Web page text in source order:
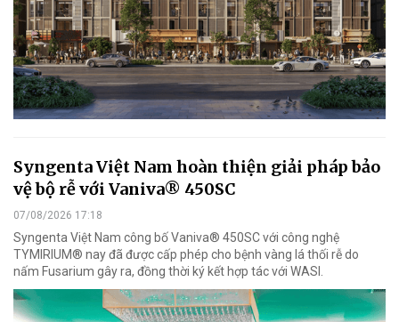
Syngenta Việt Nam hoàn thiện giải pháp bảo
vệ bộ rễ với Vaniva® 450SC
07/08/2026 17:18
Syngenta Việt Nam công bố Vaniva® 450SC với công nghệ
TYMIRIUM® nay đã được cấp phép cho bệnh vàng lá thối rễ do
nấm Fusarium gây ra, đồng thời ký kết hợp tác với WASI.